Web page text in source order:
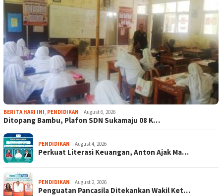
BERITA HARI INI, PENDIDIKAN August 6, 2026
Ditopang Bambu, Plafon SDN Sukamaju 08 K…
PENDIDIKAN August 4, 2026
Perkuat Literasi Keuangan, Anton Ajak Ma…
PENDIDIKAN August 2, 2026
Penguatan Pancasila Ditekankan Wakil Ket…